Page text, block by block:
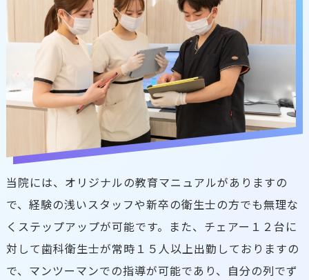
当院には、オリジナルの教育マニュアルがありますの
で、経験の浅いスタッフや新卒の衛生士の方でも無理な
くステップアップが可能です。また、チェアー１２台に
対して歯科衛生士が常時１５人以上出勤しておりますの
で、マンツーマンでの指導が可能であり、自分の列でず